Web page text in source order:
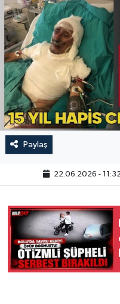
Paylaş
22.06.2026 -